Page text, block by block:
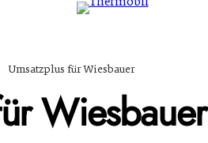
Umsatzplus für Wiesbauer
Wiesbauer